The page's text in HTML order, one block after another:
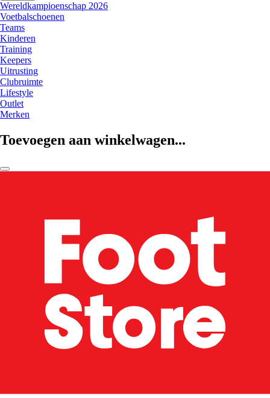
Wereldkampioenschap 2026
Voetbalschoenen
Teams
Kinderen
Training
Keepers
Uitrusting
Clubruimte
Lifestyle
Outlet
Merken
Toevoegen aan winkelwagen...